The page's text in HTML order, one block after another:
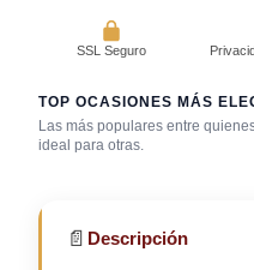
SSL Seguro
TOP OCASIONES MÁS
Las más populares entre
ideal para otras.
Bar / cocteles
📄 Descripción